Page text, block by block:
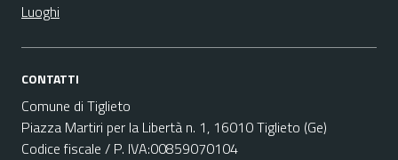
Luoghi
CONTATTI
Comune di Tiglieto
Piazza Martiri per la Libertà n. 1, 16010 Tiglieto (Ge)
Codice fiscale / P. IVA:00859070104